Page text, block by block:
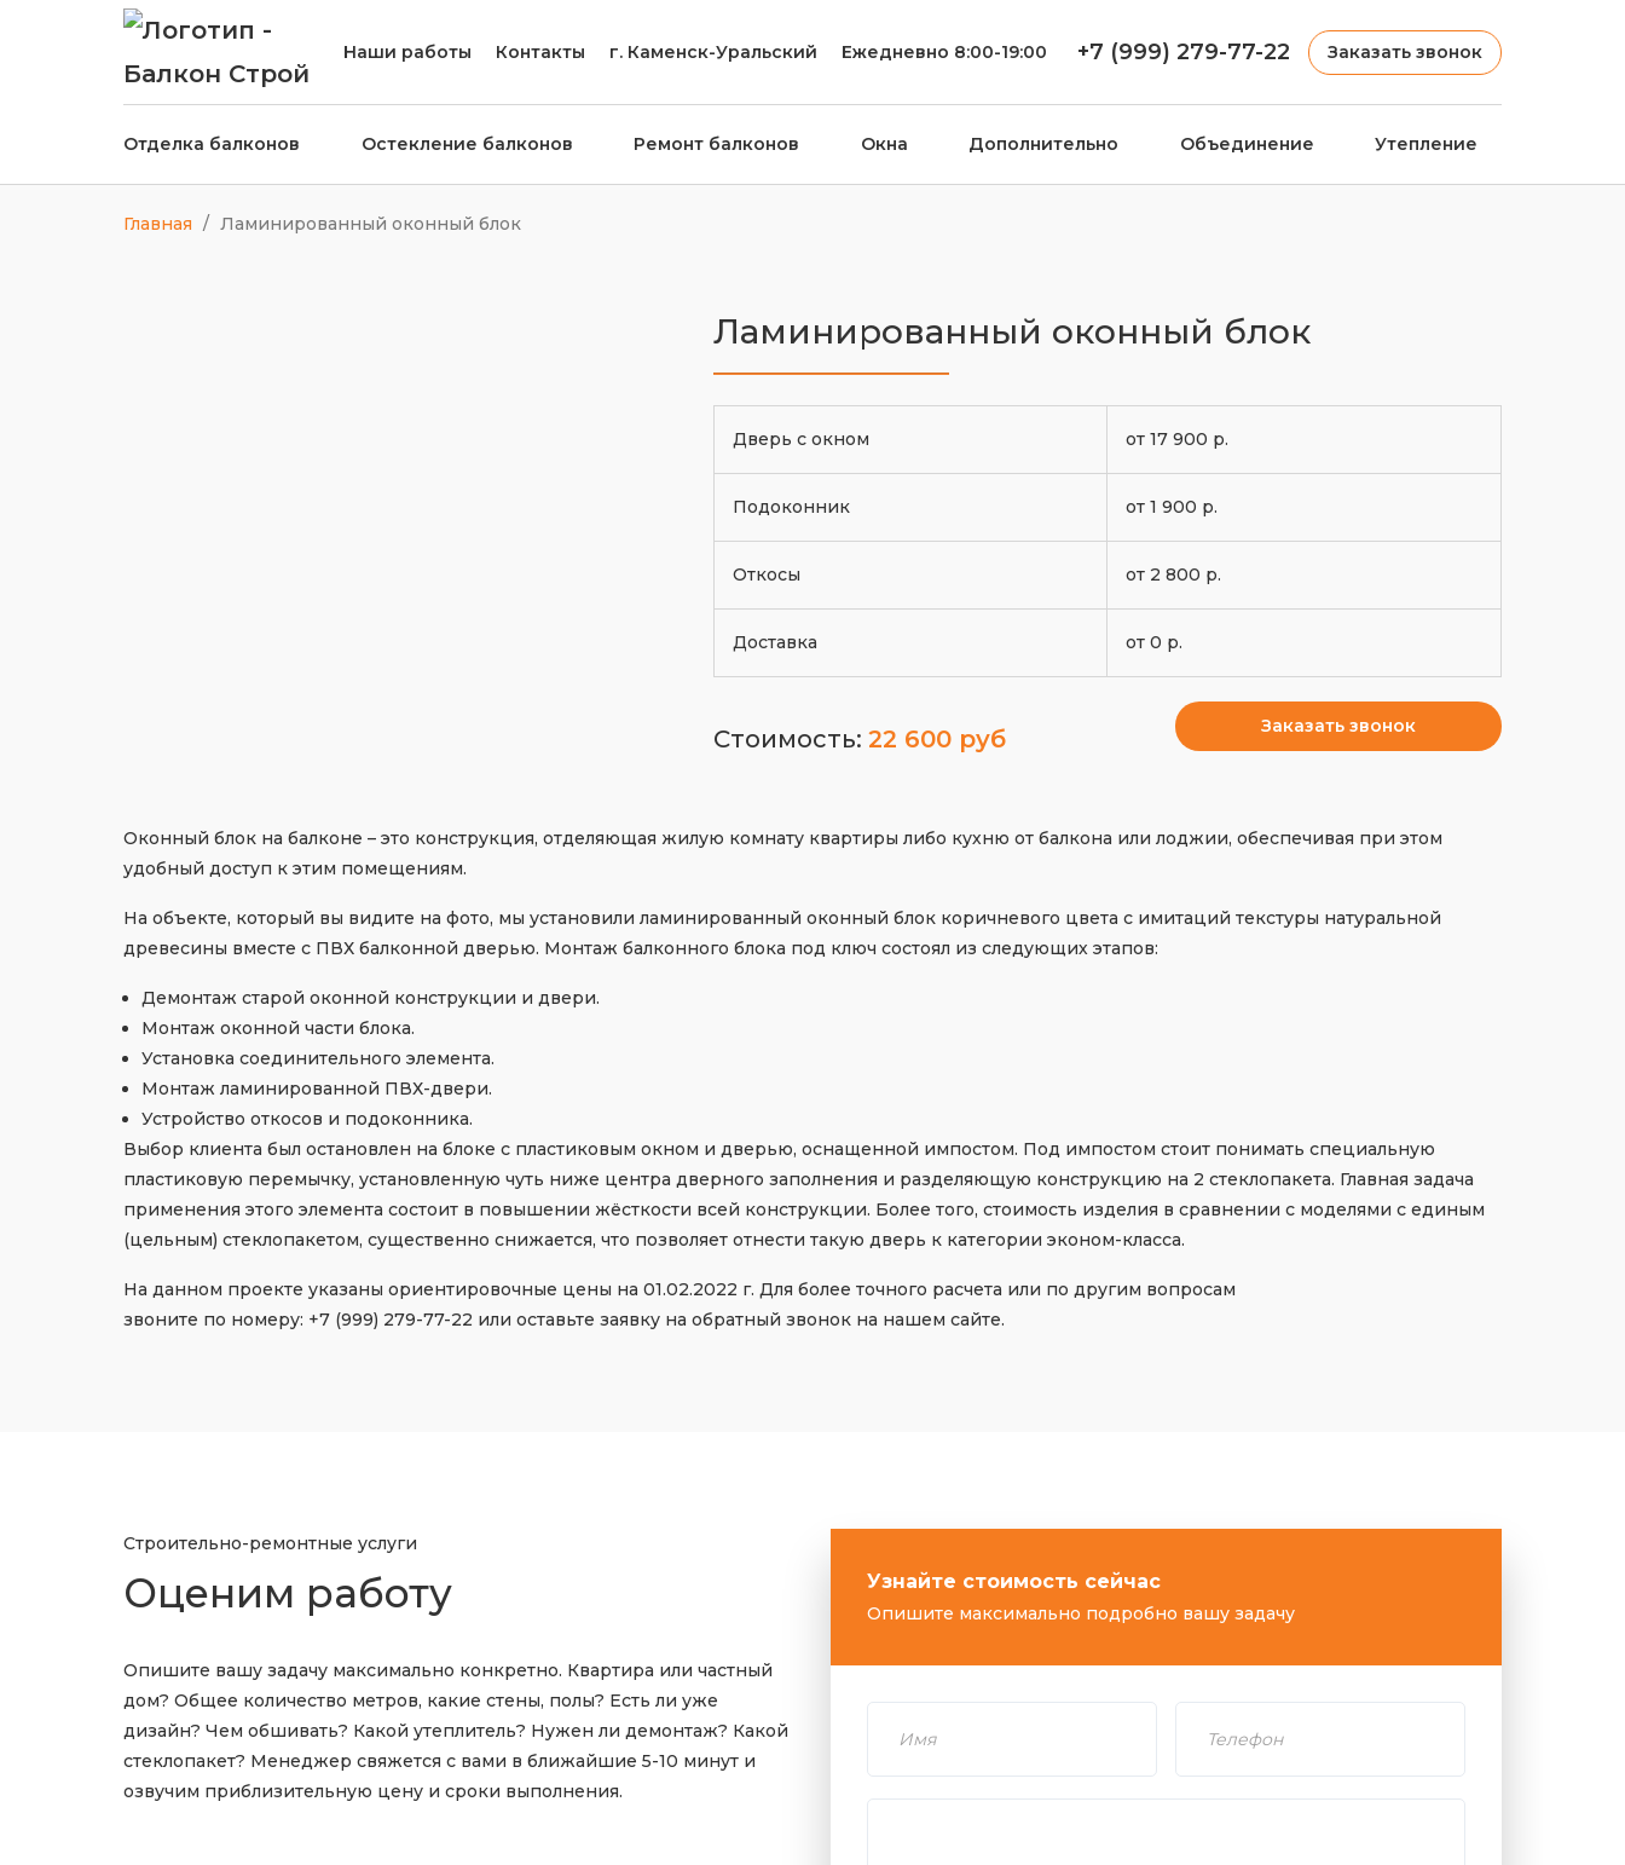
Наши работы Контакты г. Каменск-Уральский Ежедневно 8:00-19:00 +7 (999) 279-77-22 Заказать звонок
Отделка балконов Остекление балконов Ремонт балконов Окна Дополнительно Объединение Утепление
Главная / Ламинированный оконный блок
Ламинированный оконный блок
Дверь с окном от 17 900 р.
Подоконник от 1 900 р.
Откосы от 2 800 р.
Доставка от 0 р.
Стоимость: 22 600 руб Заказать звонок
Оконный блок на балконе – это конструкция, отделяющая жилую комнату квартиры либо кухню от балкона или лоджии, обеспечивая при этом
удобный доступ к этим помещениям.
На объекте, который вы видите на фото, мы установили ламинированный оконный блок коричневого цвета с имитаций текстуры натуральной
древесины вместе с ПВХ балконной дверью. Монтаж балконного блока под ключ состоял из следующих этапов:
Демонтаж старой оконной конструкции и двери.
Монтаж оконной части блока.
Установка соединительного элемента.
Монтаж ламинированной ПВХ-двери.
Устройство откосов и подоконника.
Выбор клиента был остановлен на блоке с пластиковым окном и дверью, оснащенной импостом. Под импостом стоит понимать специальную
пластиковую перемычку, установленную чуть ниже центра дверного заполнения и разделяющую конструкцию на 2 стеклопакета. Главная задача
применения этого элемента состоит в повышении жёсткости всей конструкции. Более того, стоимость изделия в сравнении с моделями с единым
(цельным) стеклопакетом, существенно снижается, что позволяет отнести такую дверь к категории эконом-класса.
На данном проекте указаны ориентировочные цены на 01.02.2022 г. Для более точного расчета или по другим вопросам
звоните по номеру: +7 (999) 279-77-22 или оставьте заявку на обратный звонок на нашем сайте.
Строительно-ремонтные услуги
Оценим работу
Опишите вашу задачу максимально конкретно. Квартира или частный
дом? Общее количество метров, какие стены, полы? Есть ли уже
дизайн? Чем обшивать? Какой утеплитель? Нужен ли демонтаж? Какой
стеклопакет? Менеджер свяжется с вами в ближайшие 5-10 минут и
озвучим приблизительную цену и сроки выполнения.
Узнайте стоимость сейчас
Опишите максимально подробно вашу задачу